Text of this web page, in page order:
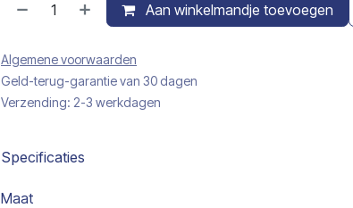
Aan winkelmandje toevoegen
Algemene voorwaarden
Geld-terug-garantie van 30 dagen
Verzending: 2-3 werkdagen
Specificaties
Maat